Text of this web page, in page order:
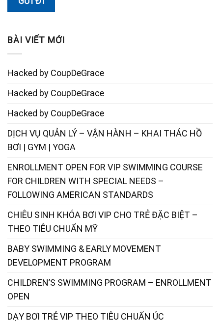
BÀI VIẾT MỚI
Hacked by CoupDeGrace
Hacked by CoupDeGrace
Hacked by CoupDeGrace
DỊCH VỤ QUẢN LÝ – VẬN HÀNH – KHAI THÁC HỒ
BƠI | GYM | YOGA
ENROLLMENT OPEN FOR VIP SWIMMING COURSE
FOR CHILDREN WITH SPECIAL NEEDS –
FOLLOWING AMERICAN STANDARDS
CHIÊU SINH KHÓA BƠI VIP CHO TRẺ ĐẶC BIỆT –
THEO TIÊU CHUẨN MỸ
BABY SWIMMING & EARLY MOVEMENT
DEVELOPMENT PROGRAM
CHILDREN’S SWIMMING PROGRAM – ENROLLMENT
OPEN
DẠY BƠI TRẺ VIP THEO TIÊU CHUẨN ÚC